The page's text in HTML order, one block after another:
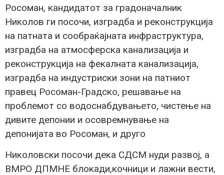
Росоман, кандидатот за градоначалник
Николов ги посочи, изградба и реконструкција
на патната и сообраќајната инфраструктура,
изградба на атмосферска канализација и
реконструкција на фекалната канализација,
изградба на индустриски зони на патниот
правец Росоман-Градско, решавање на
проблемот со водоснабдувањето, чистење на
дивите депонии и осовремнување на
депонијата во Росоман, и друго
Николовски посочи дека СДСМ нуди развој, а
ВМРО ДПМНЕ блокади,кочници и лажни вести,